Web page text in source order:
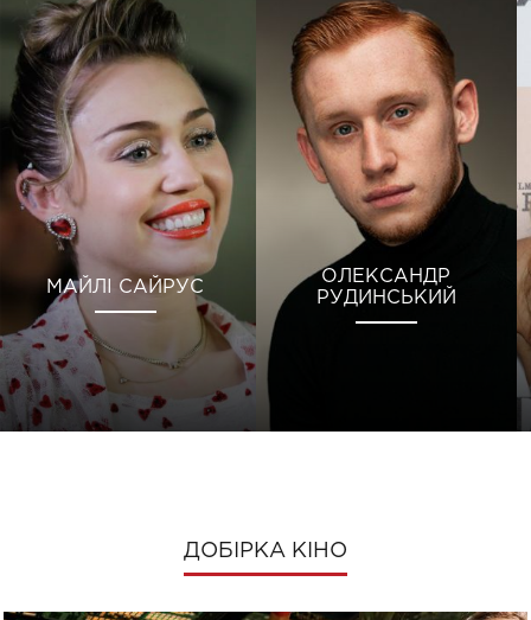
МАЙЛІ САЙРУС
ОЛЕКСАНДР
РУДИНСЬКИЙ
ДОБІРКА КІНО